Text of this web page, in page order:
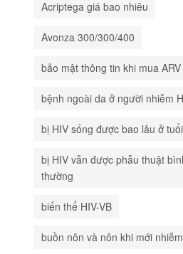
Acriptega giá bao nhiêu
Avonza 300/300/400
bảo mật thông tin khi mua ARV
bệnh ngoài da ở người nhiễm
bị HIV sống được bao lâu ở
bị HIV vẫn được phẫu thuật
thường
biến thể HIV-VB
buồn nôn và nôn khi mới